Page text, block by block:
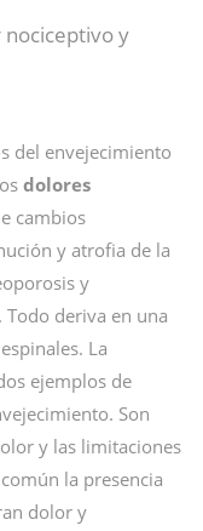
y
del envejecimiento
dolores
cambios
y atrofia de la
y
deriva en una
La
ejemplos de
Son
y las limitaciones
la presencia
dolor y